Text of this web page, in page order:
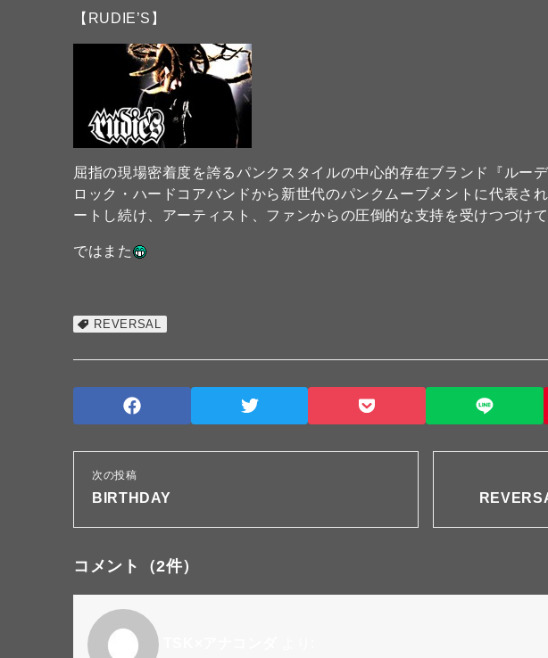
【RUDIE’S】
屈指の現場密着度を誇るパンクスタイルの中心的存在ブランド『ルーデ
ロック・ハードコアバンドから新世代のパンクムーブメントに代表さ
ートし続け、アーティスト、ファンからの圧倒的な支持を受けつづけて
ではまた
REVERSAL
次の投稿
BIRTHDAY
コメント （2件）